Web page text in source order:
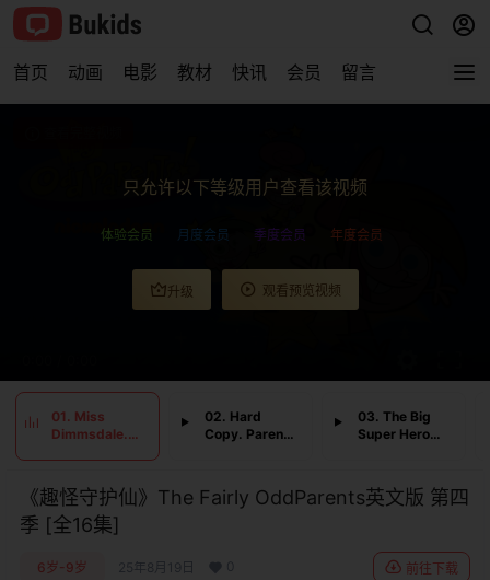
首页 动画 电影 教材 快讯 会员 留言
只允许以下等级用户查看该视频
体验会员 月度会员 季度会员 年度会员
升级 观看预览视频
01. Miss
Dimmsdale.
02. Hard
Copy. Parent
03. The Big
Super Hero
《趣怪守护仙》The Fairly OddParents英文版 第四
季 [全16集]
6岁-9岁 25年8月19日 前往下载